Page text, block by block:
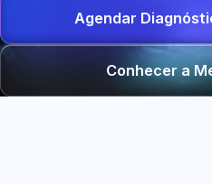
Agendar
Conhecer a